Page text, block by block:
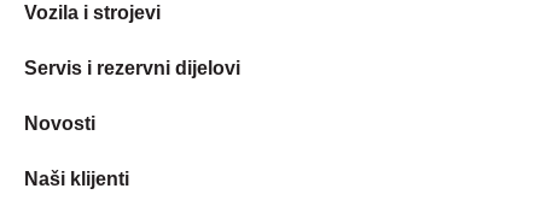
Vozila i strojevi
Servis i rezervni dijelovi
Novosti
Naši klijenti